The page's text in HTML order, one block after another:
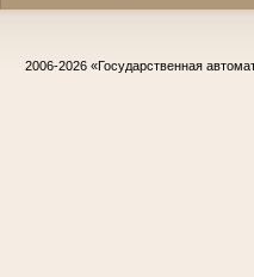
2006-2026 «Государственная